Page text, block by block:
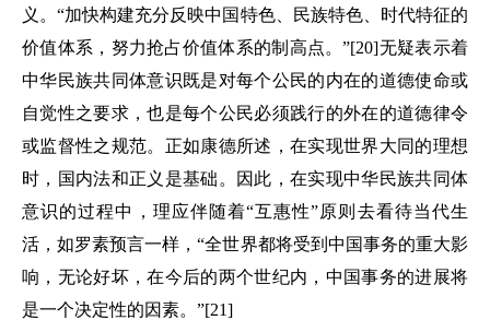
义。“加快构建充分反映中国特色、民族特色、时代特征的
价值体系，努力抢占价值体系的制高点。”[20]无疑表示着
中华民族共同体意识既是对每个公民的内在的道德使命或
自觉性之要求，也是每个公民必须践行的外在的道德律令
或监督性之规范。正如康德所述，在实现世界大同的理想
时，国内法和正义是基础。因此，在实现中华民族共同体
意识的过程中，理应伴随着“互惠性”原则去看待当代生
活，如罗素预言一样，“全世界都将受到中国事务的重大影
响，无论好坏，在今后的两个世纪内，中国事务的进展将
是一个决定性的因素。”[21]